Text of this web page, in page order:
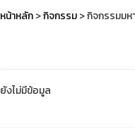
หน้าหลัก>กิจกรรม> กิจกรรมมห
ยังไม่มีข้อมูล